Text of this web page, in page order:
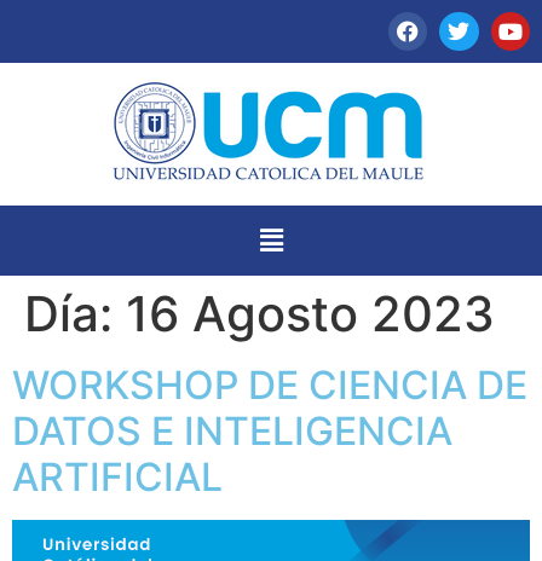
Día: 16 Agosto 2023
WORKSHOP DE CIENCIA DE
DATOS E INTELIGENCIA
ARTIFICIAL